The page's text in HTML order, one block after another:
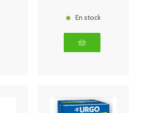
En stock